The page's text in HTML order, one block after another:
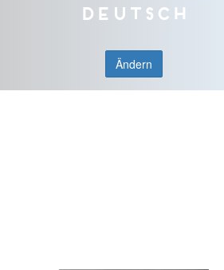
Deutsch
Ändern